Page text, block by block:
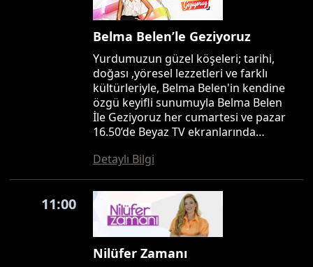
Belma Belen’le Geziyoruz
Yurdumuzun güzel köşeleri; tarihi,
doğası ,yöresel lezzetleri ve farklı
kültürleriyle, Belma Belen'in kendine
özgü keyifli sunumuyla Belma Belen
İle Geziyoruz her cumartesi ve pazar
16.50’de Beyaz TV ekranlarında…
Detaylı Bilgi
11:00
Nilüfer Zamanı